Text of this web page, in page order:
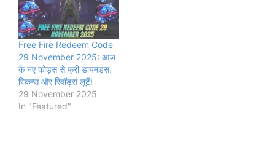
Free Fire Redeem Code
29 November 2025: आज
के नए कोड्स से फ्री डायमंड्स,
स्किन्स और रिवॉर्ड्स लूटें!
29 November 2025
In "Featured"